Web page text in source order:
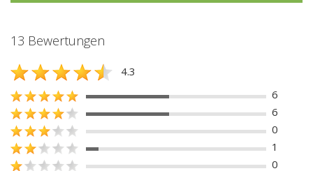
13 Bewertungen
4.3
6
6
0
1
0